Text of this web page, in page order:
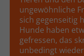
ungewöhnliche
sich gegenseitig
Hunde haben
gefressen, das
unbedingt